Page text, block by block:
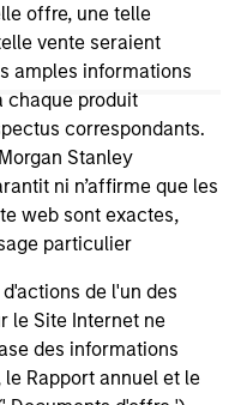
offre, une telle
vente seraient
amples informations
chaque produit
correspondants.
Stanley
ni n’affirme que les
web sont exactes,
particulier
de l'un des
le Site Internet ne
des informations
Rapport annuel et le